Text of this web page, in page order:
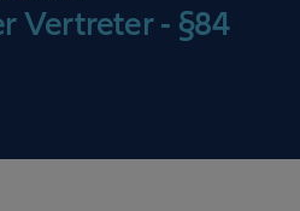
Vertreter - §84